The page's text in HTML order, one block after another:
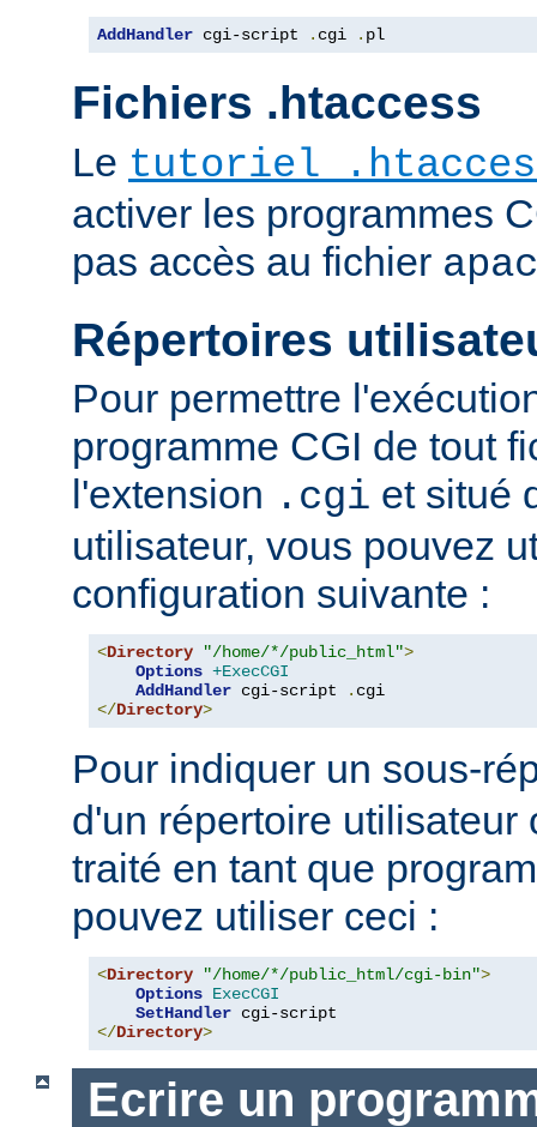
AddHandler cgi-script . cgi . pl
Fichiers .htaccess
Le tutoriel
activer les programmes
pas accès au fichier
Répertoires
Pour permettre
programme CGI de tout
l'extension .cgi et situé
utilisateur, vous pouvez
configuration suivante :
<Directory "/home/*/public_html">
Options +ExecCGI
AddHandler cgi-script .
</Directory>
Pour indiquer un sous-
d'un répertoire utilisateur
traité en tant que
pouvez utiliser ceci :
<Directory "/home/*/public_html/cgi-bin">
Options ExecCGI
SetHandler
</Directory>
Ecrire un